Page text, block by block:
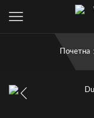
Почетна